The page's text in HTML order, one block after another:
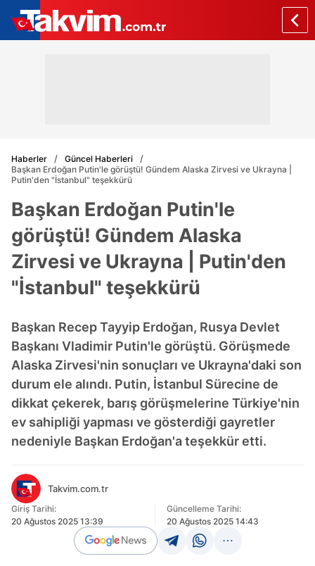
Haberler
Güncel Haberleri
Başkan Erdoğan Putin'le görüştü! Gündem Alaska Zirvesi ve Ukrayna |
Putin'den "İstanbul" teşekkürü
Başkan Erdoğan Putin'le
görüştü! Gündem Alaska
Zirvesi ve Ukrayna | Putin'den
"İstanbul" teşekkürü
Başkan Recep Tayyip Erdoğan, Rusya Devlet
Başkanı Vladimir Putin'le görüştü. Görüşmede
Alaska Zirvesi'nin sonuçları ve Ukrayna'daki son
durum ele alındı. Putin, İstanbul Sürecine de
dikkat çekerek, barış görüşmelerine Türkiye'nin
ev sahipliği yapması ve gösterdiği gayretler
nedeniyle Başkan Erdoğan'a teşekkür etti.
Takvim.com.tr
Giriş Tarihi:
20 Ağustos 2025 13:39
Güncelleme Tarihi:
20 Ağustos 2025 14:43